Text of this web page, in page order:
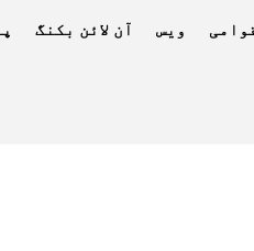
ویس آن لائن بکنگ